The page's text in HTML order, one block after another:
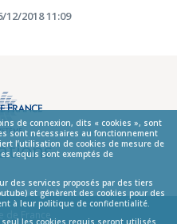
de connexion, dits « cookies », sont
sont nécessaires au fonctionnement
l’utilisation de cookies de mesure de
requis sont exemptés de
des services proposés par des tiers
et génèrent des cookies pour des
à leur politique de confidentialité.
2018 11:09